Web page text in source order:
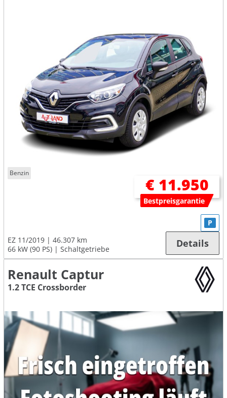
Benzin
€ 11.950
Bestpreisgarantie
EZ 11/2019
46.307 km
66 kW (90 PS)
Schaltgetriebe
P
Details
Renault Captur
1.2 TCE Crossborder